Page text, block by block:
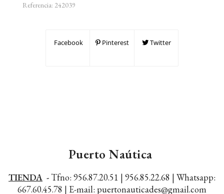
Referencia: 242039
Facebook Pinterest Twitter
Puerto Naútica
TIENDA - Tfno: 956.87.20.51 | 956.85.22.68 | Whatsapp:
667.60.45.78 | E-mail: puertonauticades@gmail.com